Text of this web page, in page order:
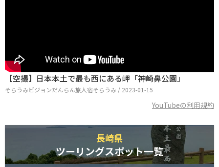
【空撮】日本本土で最も西にある岬「神崎鼻公園」
そらうみビジョンだんらん旅人宿そらうみ / 2023-01-15
YouTubeの利用規約
長崎県
ツーリングスポット一覧